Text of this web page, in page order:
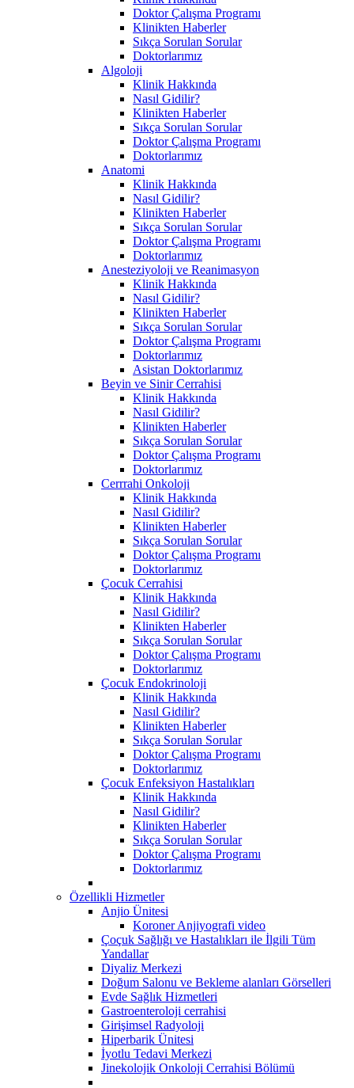
Doktor Çalışma Programı
Klinikten Haberler
Sıkça Sorulan Sorular
Doktorlarımız
Algoloji
Klinik Hakkında
Nasıl Gidilir?
Klinikten Haberler
Sıkça Sorulan Sorular
Doktor Çalışma Programı
Doktorlarımız
Anatomi
Klinik Hakkında
Nasıl Gidilir?
Klinikten Haberler
Sıkça Sorulan Sorular
Doktor Çalışma Programı
Doktorlarımız
Anesteziyoloji ve Reanimasyon
Klinik Hakkında
Nasıl Gidilir?
Klinikten Haberler
Sıkça Sorulan Sorular
Doktor Çalışma Programı
Doktorlarımız
Asistan Doktorlarımız
Beyin ve Sinir Cerrahisi
Klinik Hakkında
Nasıl Gidilir?
Klinikten Haberler
Sıkça Sorulan Sorular
Doktor Çalışma Programı
Doktorlarımız
Cerrrahi Onkoloji
Klinik Hakkında
Nasıl Gidilir?
Klinikten Haberler
Sıkça Sorulan Sorular
Doktor Çalışma Programı
Doktorlarımız
Çocuk Cerrahisi
Klinik Hakkında
Nasıl Gidilir?
Klinikten Haberler
Sıkça Sorulan Sorular
Doktor Çalışma Programı
Doktorlarımız
Çocuk Endokrinoloji
Klinik Hakkında
Nasıl Gidilir?
Klinikten Haberler
Sıkça Sorulan Sorular
Doktor Çalışma Programı
Doktorlarımız
Çocuk Enfeksiyon Hastalıkları
Klinik Hakkında
Nasıl Gidilir?
Klinikten Haberler
Sıkça Sorulan Sorular
Doktor Çalışma Programı
Doktorlarımız
Özellikli Hizmetler
Anjio Ünitesi
Koroner Anjiyografi video
Çoçuk Sağlığı ve Hastalıkları ile İlgili Tüm
Yandallar
Diyaliz Merkezi
Doğum Salonu ve Bekleme alanları Görselleri
Evde Sağlık Hizmetleri
Gastroenteroloji cerrahisi
Girişimsel Radyoloji
Hiperbarik Ünitesi
İyotlu Tedavi Merkezi
Jinekolojik Onkoloji Cerrahisi Bölümü